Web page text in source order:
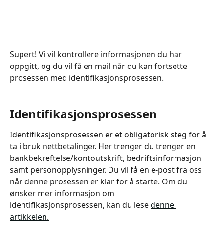
Supert! Vi vil kontrollere informasjonen du har
oppgitt, og du vil få en mail når du kan fortsette
prosessen med identifikasjonsprosessen.
Identifikasjonsprosessen
Identifikasjonsprosessen er et obligatorisk steg for å
ta i bruk nettbetalinger. Her trenger du trenger en
bankbekreftelse/kontoutskrift, bedriftsinformasjon
samt personopplysninger. Du vil få en e-post fra oss
når denne prosessen er klar for å starte. Om du
ønsker mer informasjon om
identifikasjonsprosessen, kan du lese denne
artikkelen.